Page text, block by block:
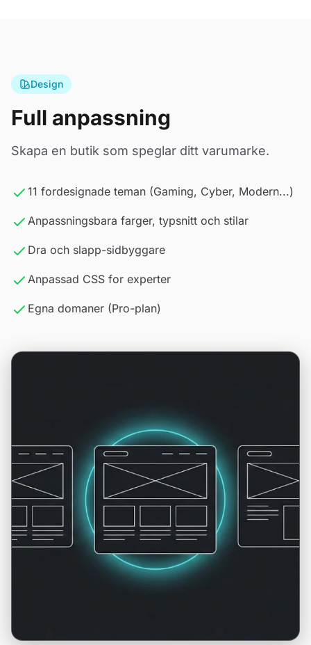
Design
Full anpassning
Skapa en butik som speglar ditt varumarke.
11 fordesignade teman (Gaming, Cyber, Modern...)
Anpassningsbara farger, typsnitt och stilar
Dra och slapp-sidbyggare
Anpassad CSS for experter
Egna domaner (Pro-plan)